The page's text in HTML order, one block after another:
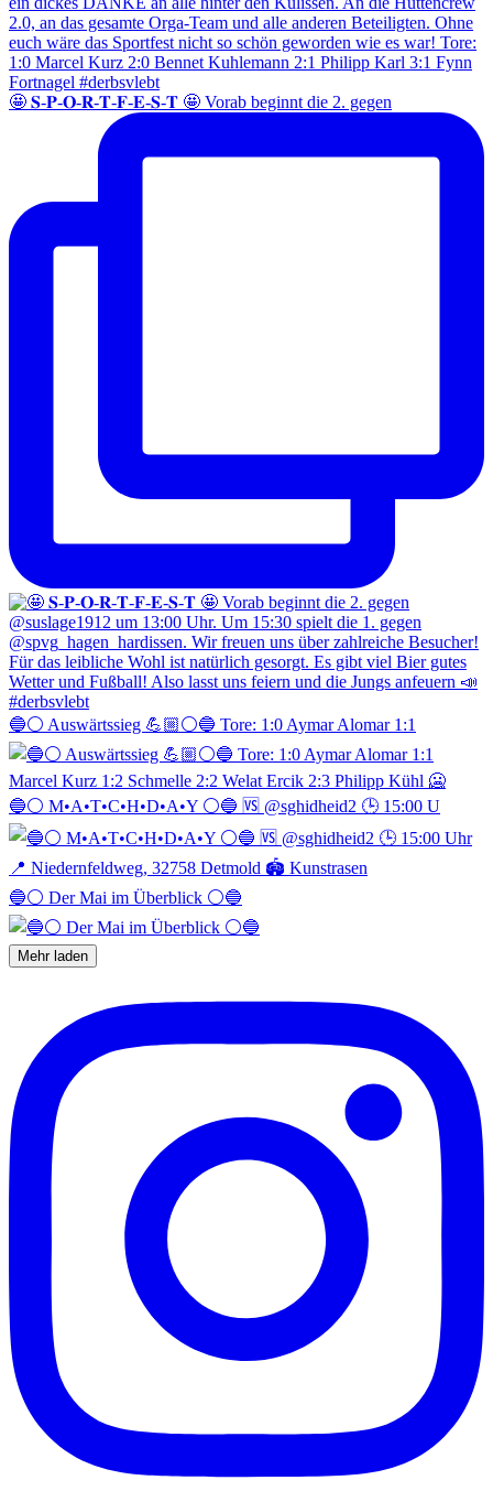
🤩 𝐒-𝐏-𝐎-𝐑-𝐓-𝐅-𝐄-𝐒-𝐓 🤩 Vorab beginnt die 2. gegen
🔵⚪️ Auswärtssieg 💪🏼⚪️🔵 Tore: 1:0 Aymar Alomar 1:1
🔵⚪️ M•A•T•C•H•D•A•Y ⚪️🔵 🆚 @sghidheid2 🕒 15:00 U
🔵⚪️ Der Mai im Überblick ⚪️🔵
Mehr laden